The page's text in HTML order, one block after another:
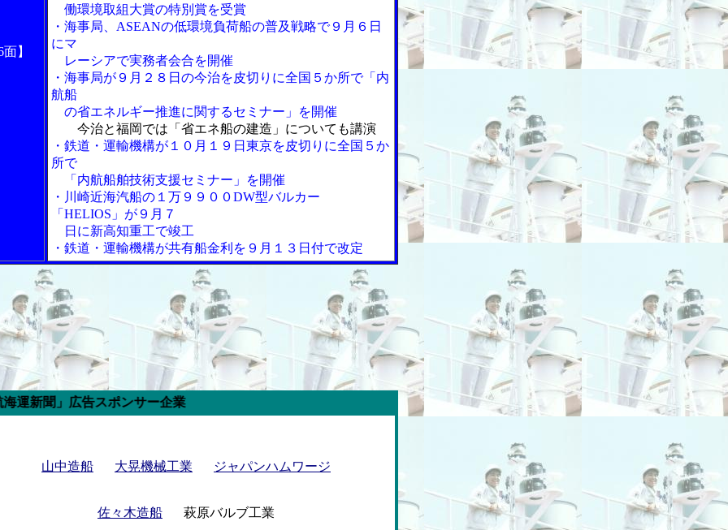
】
働環境取組大賞の特別賞を受賞
・海事局、ASEANの低環境負荷船の普及戦略で９月６日
にマ
レーシアで実務者会合を開催
・海事局が９月２８日の今治を皮切りに全国５か所で「内
航船
の省エネルギー推進に関するセミナー」を開催
今治と福岡では「省エネ船の建造」についても講演
・鉄道・運輸機構が１０月１９日東京を皮切りに全国５か
所で
「内航船舶技術支援セミナー」を開催
・川崎近海汽船の１万９９００DW型バルカー
「HELIOS」が９月７
日に新高知重工で竣工
・鉄道・運輸機構が共有船金利を９月１３日付で改定
スポンサー企業
山中造船 大晃機械工業 ジャパンハムワージ
佐々木造船 萩原バルブ工業